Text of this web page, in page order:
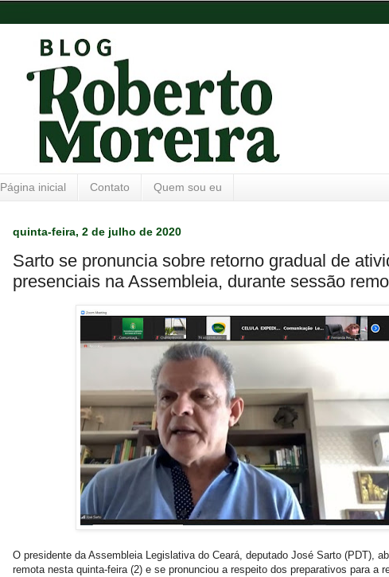
Página inicial Contato Quem sou eu
quinta-feira, 2 de julho de 2020
Sarto se pronuncia sobre retorno gradual de
presenciais na Assembleia, durante sessão
O presidente da Assembleia Legislativa do Ceará, deputado José Sarto (PDT),
remota nesta quinta-feira (2) e se pronunciou a respeito dos preparativos para a